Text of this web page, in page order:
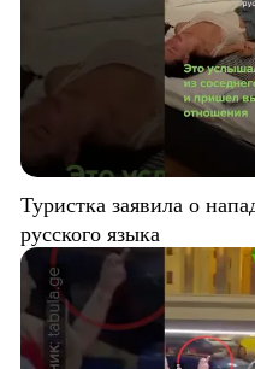
Туристка заявила о
русского языка